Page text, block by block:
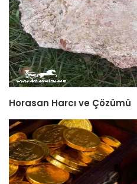
Horasan Harcı ve Çözümü